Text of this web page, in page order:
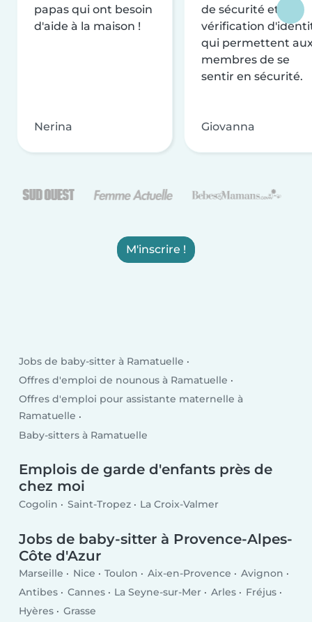
papas qui ont besoin
d'aide à la maison !
Nerina
de sécurité et de
vérification
qui permettent
membres de se
sentir en sécurité.
Giovanna
M'inscrire !
Jobs de baby-sitter à Ramatuelle
Offres d'emploi de nounous à Ramatuelle
Offres d'emploi pour assistante maternelle à
Ramatuelle
Baby-sitters à Ramatuelle
Emplois de garde d'enfants près de
chez moi
Cogolin Saint-Tropez La Croix-Valmer
Jobs de baby-sitter à Provence-Alpes-
Côte d'Azur
Marseille Nice Toulon Aix-en-Provence
Avignon
Antibes
Cannes La Seyne-sur-Mer Arles
Fréjus
Hyères
Grasse